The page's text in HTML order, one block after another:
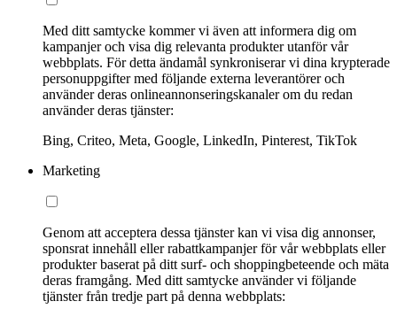
Med ditt samtycke kommer vi även att informera dig om
kampanjer och visa dig relevanta produkter utanför vår
webbplats. För detta ändamål synkroniserar vi dina krypterade
personuppgifter med följande externa leverantörer och
använder deras onlineannonseringskanaler om du redan
använder deras tjänster:
Bing, Criteo, Meta, Google, LinkedIn, Pinterest, TikTok
Marketing
Genom att acceptera dessa tjänster kan vi visa dig annonser,
sponsrat innehåll eller rabattkampanjer för vår webbplats eller
produkter baserat på ditt surf- och shoppingbeteende och mäta
deras framgång. Med ditt samtycke använder vi följande
tjänster från tredje part på denna webbplats: